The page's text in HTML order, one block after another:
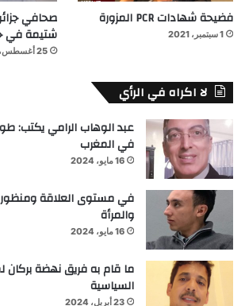
فضيحة شهادات PCR المزورة
1 سبتمبر، 2021
صحافي
شتيمة في
25 أغسطس، 2021
لا اكراه في الرأي
عبد الوهاب الرامي يكتب:
في المغرب
16 مايو، 2024
في مستوى العلاقة ومنظور
والمرأة
16 مايو، 2024
ما قام به فريق نهضة بركان
السياسية
23 أبريل، 2024